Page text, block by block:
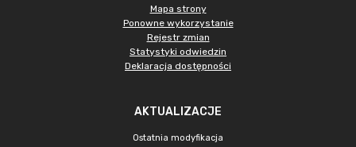
Mapa strony
Ponowne wykorzystanie
Rejestr zmian
Statystyki odwiedzin
Deklaracja dostępności
AKTUALIZACJE
Ostatnia modyfikacja